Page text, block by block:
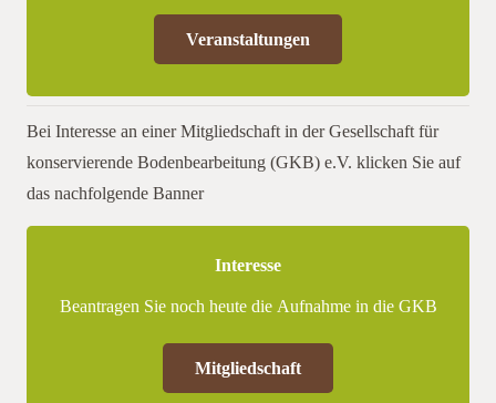
Veranstaltungen
Bei Interesse an einer Mitgliedschaft in der Gesellschaft für
konservierende Bodenbearbeitung (GKB) e.V. klicken Sie auf
das nachfolgende Banner
Interesse
Beantragen Sie noch heute die Aufnahme in die GKB
Mitgliedschaft